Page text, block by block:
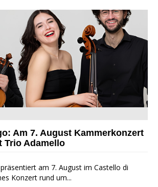
Am 7. August Kammerkonzert
Trio Adamello
am 7. August im Castello di
Konzert rund um...